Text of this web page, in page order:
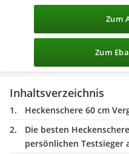
Zum
Zum
Inhaltsverzeichnis
Heckenschere 60 cm
Die besten
persönlichen Testsieger